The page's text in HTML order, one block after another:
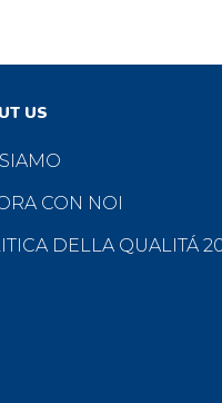
US
CON NOI
DELLA QUALITÁ